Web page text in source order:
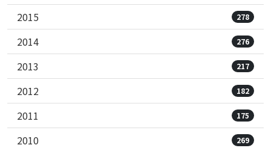
2015 278
2014 276
2013 217
2012 182
2011 175
2010 269